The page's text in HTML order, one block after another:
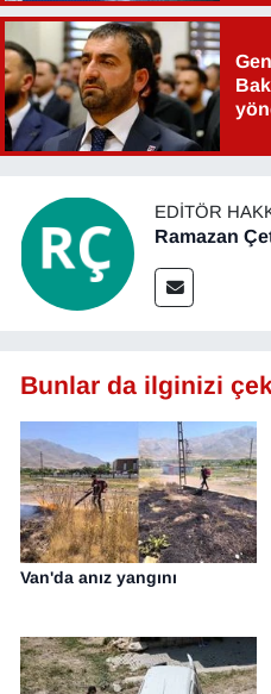
EDITÖR
Ramazan
Bunlar da ilginizi
Van'da anız yangını